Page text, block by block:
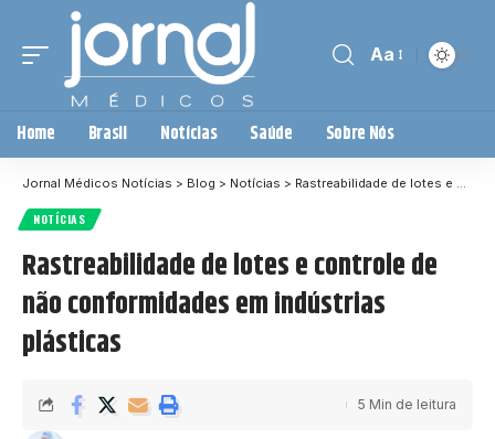
Aa
Home Brasil Notícias Saúde Sobre Nós
Jornal Médicos Notícias > Blog > Notícias > Rastreabilidade de lotes e controle de não conformidades em indústrias plásticas
NOTÍCIAS
Rastreabilidade de lotes e controle de
não conformidades em indústrias
plásticas
5 Min de leitura